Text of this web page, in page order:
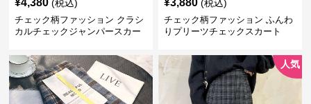
¥4,380 (税込)
チェック柄ファッション クラシ
カルチェックジャンパースカー
¥3,880 (税込)
チェック柄ファッション ふんわ
りプリーツチェックスカート
人気